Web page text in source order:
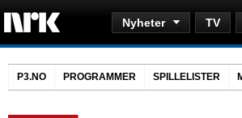
Nyheter TV
P3.NO PROGRAMMER SPILLELISTER